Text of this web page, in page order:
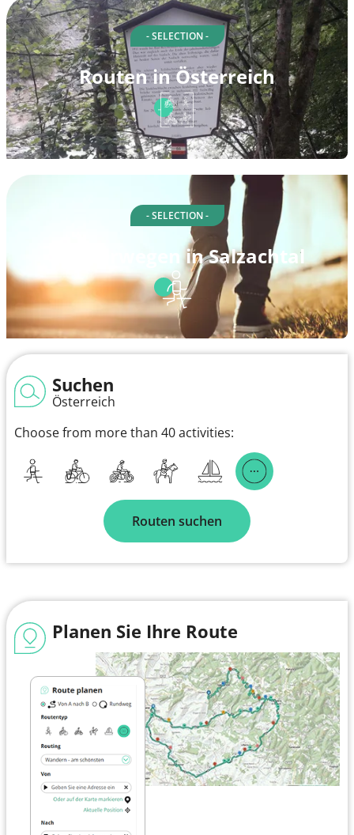
- SELECTION -
Routen in Österreich
- SELECTION -
Spazierwegen in Salzachtal
Suchen
Österreich
Choose from more than 40 activities:
Routen suchen
Planen Sie Ihre Route